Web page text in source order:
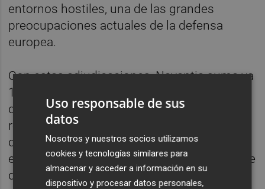
entornos hostiles, una de las grandes
preocupaciones actuales de la defensa
europea.
Con estas adjudicaciones, Navantia suma ya
18 programas vinculados al Fondo Europeo
de Defensa y sus iniciativas precursoras,
reforzando su papel como socio estratégico
de referencia para la industria militar
europea y para los ministerios de Defensa de
distintos países de la Unión.
Uso responsable de sus
datos
Nosotros y nuestros socios utilizamos
cookies y tecnologías similares para
almacenar y acceder a información en su
dispositivo y procesar datos personales,